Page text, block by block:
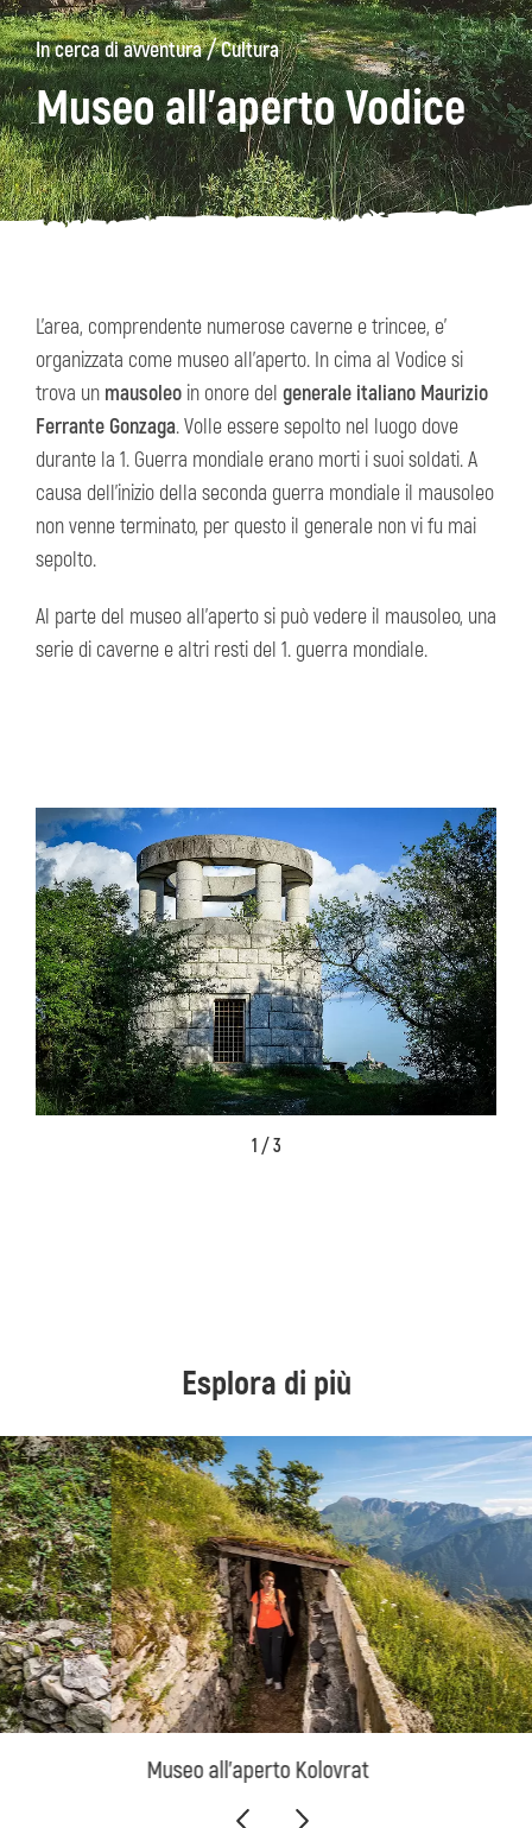
In cerca di avventura/Cultura
Museo all'aperto Vodice
Kanin
Sentieri
escursionistici
Museo
di
Kobarid
L’area, comprendente numerose caverne e trincee, e’
organizzata come museo all’aperto. In cima al Vodice si
trova un mausoleo in onore del generale italiano Maurizio
Ferrante Gonzaga. Volle essere sepolto nel luogo dove
durante la 1. Guerra mondiale erano morti i suoi soldati. A
causa dell’inizio della seconda guerra mondiale il mausoleo
non venne terminato, per questo il generale non vi fu mai
sepolto.
Al parte del museo all'aperto si può vedere il mausoleo, una
serie di caverne e altri resti del 1. guerra mondiale.
1 / 3
Esplora di più
Museo all'aperto Kolovrat